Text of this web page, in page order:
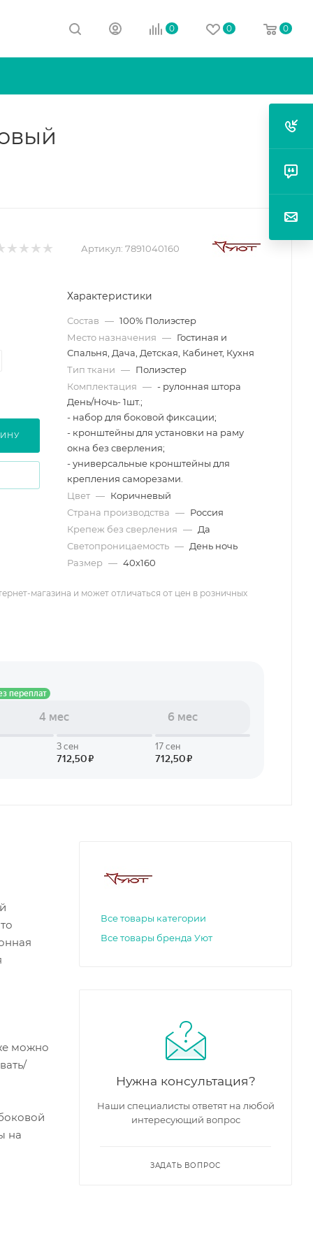
0 0 0
Артикул: 7891040160
Характеристики
Состав — 100% Полиэстер
Место назначения — Гостиная и
Спальня, Дача, Детская, Кабинет, Кухня
Тип ткани — Полиэстер
Комплектация — - рулонная штора
День/Ночь- 1шт.;
- набор для боковой фиксации;
- кронштейны для установки на раму
окна без сверления;
- универсальные кронштейны для
крепления саморезами.
Цвет — Коричневый
Страна производства — Россия
Крепеж без сверления — Да
Светопроницаемость — День ночь
Размер — 40х160
магазина и может отличаться от цен в розничных
можно
на
Все товары категории
Все товары бренда Уют
Нужна консультация?
Наши специалисты ответят на любой
интересующий вопрос
ЗАДАТЬ ВОПРОС